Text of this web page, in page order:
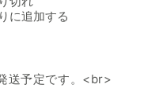
に追加する
送予定です。<br>